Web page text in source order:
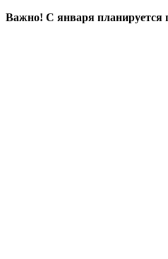
Важно! С января планируется